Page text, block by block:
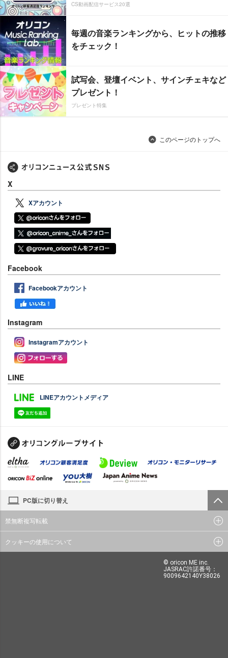
CS動画配信サービス20選
毎週の音楽ランキングから、ヒットの推移
をチェック！
試写会、登壇イベント、サインチェキなど
プレゼント！
プレゼント特集
このページのトップへ
X
Xアカウント
Facebook
Facebookアカウント
Instagram
Instagramアカウント
LINE
LINEアカウントメディア
PC版に切り替え
禁無断複写転載
クッキーの使用について
© oricon ME inc.
JASRAC許諾番号：
9009642140Y38026